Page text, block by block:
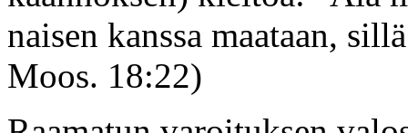
naisen kanssa maataan,
Moos. 18:22)